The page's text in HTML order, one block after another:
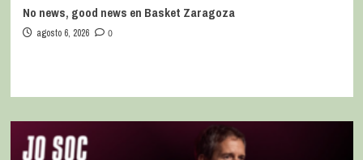
No news, good news en Basket Zaragoza
agosto 6, 2026 0